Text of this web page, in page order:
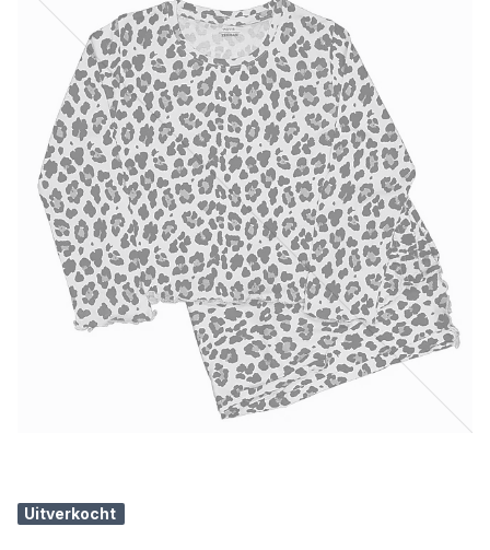
Uitverkocht